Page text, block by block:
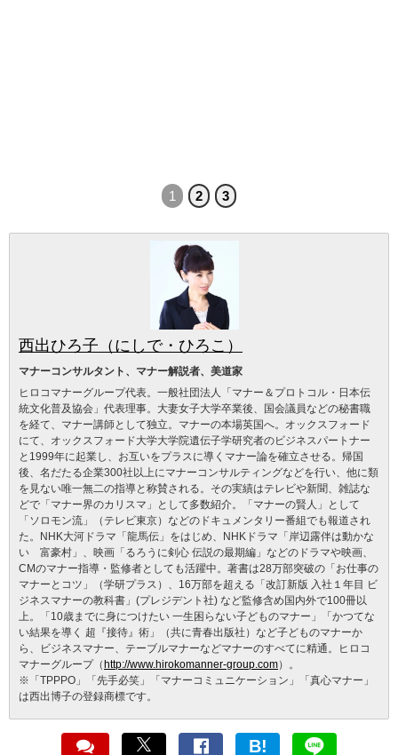
1 2 3
西出ひろ子（にしで・ひろこ）
マナーコンサルタント、マナー解説者、美道家
ヒロコマナーグループ代表。一般社団法人「マナー＆プロトコル・日本伝
統文化普及協会」代表理事。大妻女子大学卒業後、国会議員などの秘書職
を経て、マナー講師として独立。マナーの本場英国へ。オックスフォード
にて、オックスフォード大学大学院遺伝子学研究者のビジネスパートナー
と1999年に起業し、お互いをプラスに導くマナー論を確立させる。帰国
後、名だたる企業300社以上にマナーコンサルティングなどを行い、他に類
を見ない唯一無二の指導と称賛される。その実績はテレビや新聞、雑誌な
どで「マナー界のカリスマ」として多数紹介。「マナーの賢人」として
「ソロモン流」（テレビ東京）などのドキュメンタリー番組でも報道され
た。NHK大河ドラマ「龍馬伝」をはじめ、NHKドラマ「岸辺露伴は動かな
い 富豪村」、映画「るろうに剣心 伝説の最期編」などのドラマや映画、
CMのマナー指導・監修者としても活躍中。著書は28万部突破の「お仕事の
マナーとコツ」（学研プラス）、16万部を超える「改訂新版 入社１年目 ビ
ジネスマナーの教科書」(プレジデント社) など監修含め国内外で100冊以
上。「10歳までに身につけたい 一生困らない子どものマナー」「かつてな
い結果を導く 超『接待』術」（共に青春出版社）など子どものマナーか
ら、ビジネスマナー、テーブルマナーなどマナーのすべてに精通。ヒロコ
マナーグループ（ http://www.hirokomanner-group.com）。
※「TPPPO」「先手必笑」「マナーコミュニケーション」「真心マナー」
は西出博子の登録商標です。
B!